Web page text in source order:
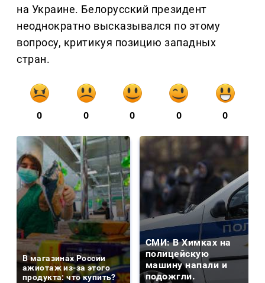
на Украине. Белорусский президент
неоднократно высказывался по этому
вопросу, критикуя позицию западных
стран.
0 0 0 0 0
В магазинах России
ажиотаж из-за этого
продукта: что купить?
СМИ: В Химках на
полицейскую
машину напали и
подожгли.